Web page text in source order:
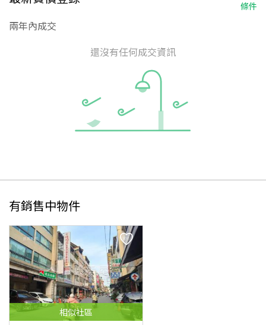
條件
兩年內成交
還沒有任何成交資訊
有銷售中物件
相似社區